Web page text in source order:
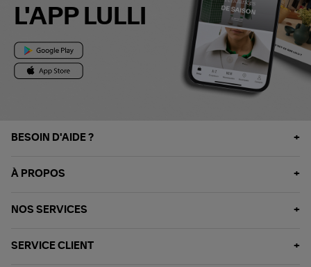
L'APP LULLI
BESOIN D'AIDE ?
À PROPOS
NOS SERVICES
SERVICE CLIENT